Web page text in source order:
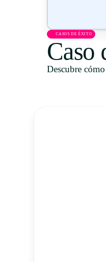
CASOS DE ÉXITO
Caso
Descubre